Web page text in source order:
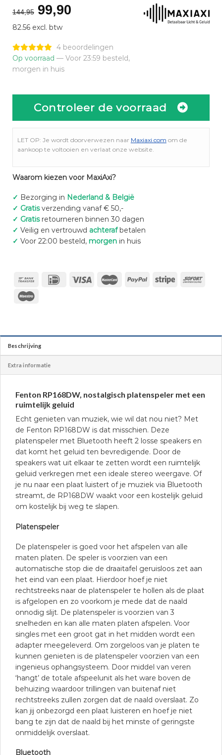
144,95 Oorspronkelijke
prijs
was:
€144,95.
99,90Huidige
€99,90.
82.56 excl. btw
4 beoordelingen
Op voorraad — Voor 23:59 besteld,
morgen in huis
Controleer de voorraad
LET OP: Je wordt doorverwezen naar Maxiaxi.com om de
aankoop te voltooien en verlaat onze website.
Waarom kiezen voor MaxiAxi?
✓ Bezorging in Nederland & België
✓ Gratisverzending vanaf € 50,-
✓ Gratisretourneren binnen 30 dagen
✓ Veilig en vertrouwd achterafbetalen
✓ Voor 22:00 besteld, morgenin huis
Beschrijving
Extra informatie
Fenton RP168DW, nostalgisch platenspeler met een
ruimtelijk geluid
Echt genieten van muziek, wie wil dat nou niet? Met
de Fenton RP168DW is dat misschien. Deze
platenspeler met Bluetooth heeft 2 losse speakers en
dat komt het geluid ten bevredigende. Door de
speakers wat uit elkaar te zetten wordt een ruimtelijk
geluid verkregen met een ideale stereo weergave. Of
je nu naar een plaat luistert of je muziek via Bluetooth
streamt, de RP168DW waakt voor een kostelijk geluid
om kostelijk bij weg te slapen.
Platenspeler
De platenspeler is goed voor het afspelen van alle
maten platen. De speler is voorzien van een
automatische stop die de draaitafel geruisloos zet aan
het eind van een plaat. Hierdoor hoef je niet
rechtstreeks naar de platenspeler te hollen als de plaat
is afgelopen en zo voorkom je mede dat de naald
onnodig slijt. De platenspeler is voorzien van 3
snelheden en kan alle maten platen afspelen. Voor
singles met een groot gat in het midden wordt een
adapter meegeleverd. Om zorgeloos van je platen te
kunnen genieten is de platenspeler voorzien van een
ingenieus ophangsysteem. Door middel van veren
‘hangt’ de totale afspeelunit als het ware boven de
behuizing waardoor trillingen van buitenaf niet
rechtstreeks zullen zorgen dat de naald overslaat. Zo
kan jij onbezorgd een plaat luisteren en hoef je niet
bang te zijn dat de naald bij het minste of geringste
onmiddelijk overslaat.
Bluetooth